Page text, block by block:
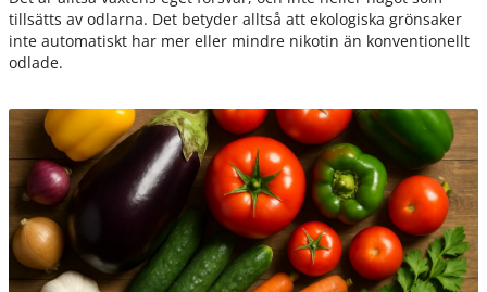
tillsätts av odlarna. Det betyder alltså att ekologiska grönsaker
inte automatiskt har mer eller mindre nikotin än konventionellt
odlade.